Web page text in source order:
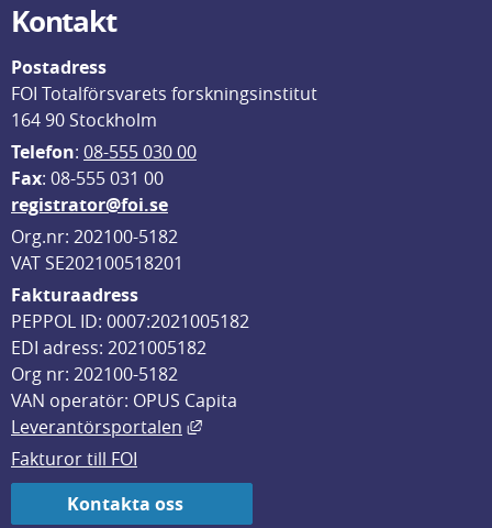
Kontakt
Postadress
FOI Totalförsvarets forskningsinstitut
164 90 Stockholm
Telefon: 08-555 030 00
Fax: 08-555 031 00
registrator@foi.se
Org.nr: 202100-5182
VAT SE202100518201
Fakturaadress
PEPPOL ID: 0007:2021005182
EDI adress: 2021005182
Org nr: 202100-5182
VAN operatör: OPUS Capita
Leverantörsportalen
Länk till annan webbplats, öppnas
Fakturor till FOI
Kontakta oss